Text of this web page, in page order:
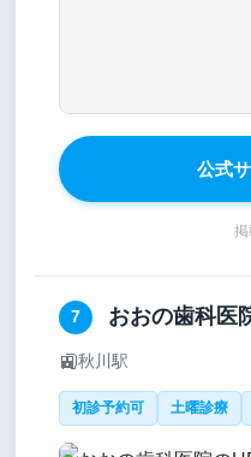
公式
掲
7 おおの歯科医
🚉秋川駅
初診予約可 土曜診療